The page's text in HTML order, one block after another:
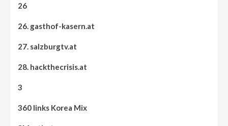
26
26. gasthof-kasern.at
27. salzburgtv.at
28. hackthecrisis.at
3
360 links Korea Mix